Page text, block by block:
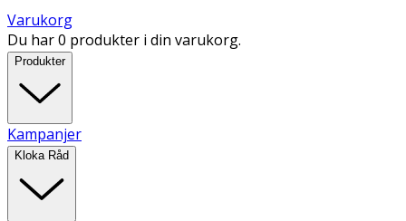
Varukorg
Du har 0 produkter i din varukorg.
Produkter
Kampanjer
Kloka Råd